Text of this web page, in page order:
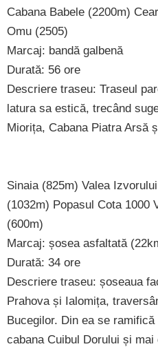
Cabana Babele (2200m)
Omu (2505)
Marcaj: bandă galbenă
Durată: 56 ore
Descriere traseu: Traseul
latura sa estică, trecând
Miorița, Cabana Piatra Arsă
Sinaia (825m) Valea
(1032m) Popasul Cota 1000
(600m)
Marcaj: șosea asfaltată
Durată: 34 ore
Descriere traseu: șoseaua
Prahova și Ialomița,
Bucegilor. Din ea se
cabana Cuibul Dorului și mai